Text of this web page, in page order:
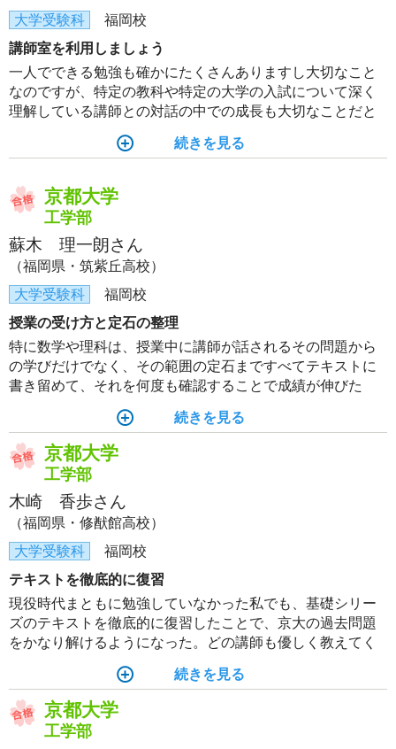
大学受験科
福岡校
講師室を利用しましょう
一人でできる勉強も確かにたくさんありますし大切なこと
なのですが、特定の教科や特定の大学の入試について深く
理解している講師との対話の中での成長も大切なことだと
行ってみてください。講師の方々はやる気ある学生を快く
続きを見る
京都大学
工学部
蘇木 理一朗さん
（福岡県・筑紫丘高校）
大学受験科
福岡校
授業の受け方と定石の整理
特に数学や理科は、授業中に講師が話されるその問題から
の学びだけでなく、その範囲の定石まですべてテキストに
書き留めて、それを何度も確認することで成績が伸びた
続きを見る
京都大学
工学部
木崎 香歩さん
（福岡県・修猷館高校）
大学受験科
福岡校
テキストを徹底的に復習
現役時代まともに勉強していなかった私でも、基礎シリー
ズのテキストを徹底的に復習したことで、京大の過去問題
をかなり解けるようになった。どの講師も優しく教えてく
続きを見る
京都大学
工学部